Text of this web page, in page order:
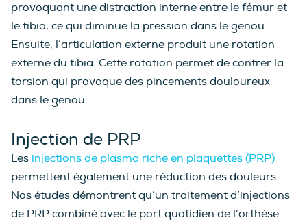
provoquant une distraction interne entre le fémur et
le tibia, ce qui diminue la pression dans le genou.
Ensuite, l’articulation externe produit une rotation
externe du tibia. Cette rotation permet de contrer la
torsion qui provoque des pincements douloureux
dans le genou.
Injection de PRP
Les injections de plasma riche en plaquettes (PRP)
permettent également une réduction des douleurs.
Nos études démontrent qu’un traitement d’injections
de PRP combiné avec le port quotidien de l’orthèse